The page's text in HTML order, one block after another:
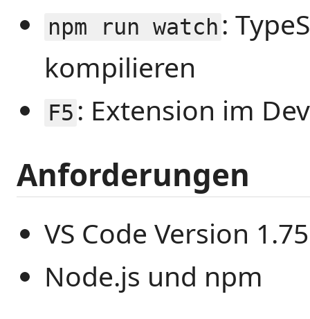
npm run watch :
kompilieren
F5 : Extension im
Anforderungen
VS Code Version
Node.js und npm